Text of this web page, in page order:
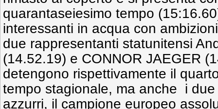
quarantaseiesimo tempo
interessanti in acqua con
due rappresentanti statunitensi
(14.52.19) e CONNOR JAEGER
detengono rispettivamente il
tempo stagionale, ma anche i
azzurri, il campione europeo